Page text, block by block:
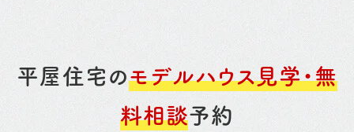
平屋住宅のモデルハウス見学・無
料相談予約